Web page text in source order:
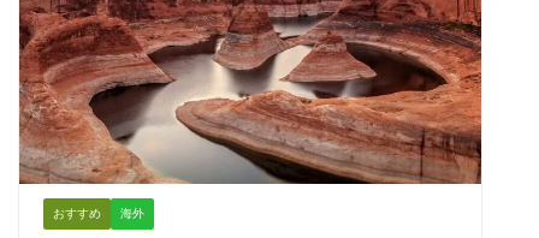
おすすめ 海外